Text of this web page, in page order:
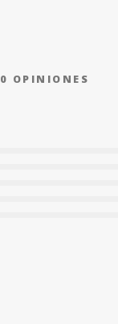
0 OPINIONES